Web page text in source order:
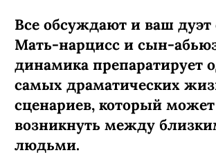
Все обсуждают и ваш дуэт
Мать-нарцисс и сын-
динамика препаратирует
самых драматических
сценариев, который может
возникнуть между
людьми.